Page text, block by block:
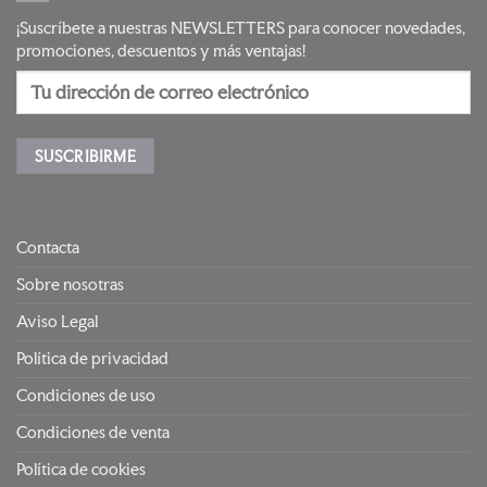
¡Suscríbete a nuestras NEWSLETTERS para conocer novedades,
promociones, descuentos y más ventajas!
Contacta
Sobre nosotras
Aviso Legal
Política de privacidad
Condiciones de uso
Condiciones de venta
Política de cookies